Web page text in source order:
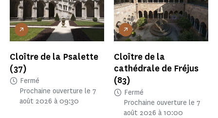
Cloître de la Psalette
(37)
Fermé
Prochaine ouverture le 7
août 2026 à 09:30
Cloître de la
cathédrale de Fréjus
(83)
Fermé
Prochaine ouverture le 7
août 2026 à 10:00